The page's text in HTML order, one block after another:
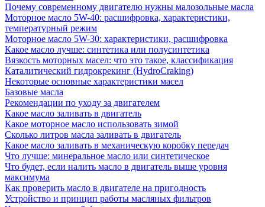
Почему современному двигателю нужны малозольные масла
Моторное масло 5W-40: расшифровка, характеристики,
температурный режим
Моторное масло 5W-30: характеристики, расшифровка
Какое масло лучше: синтетика или полусинтетика
Вязкость моторных масел: что это такое, классификация
Каталитический гидрокрекинг (НydroСraking)
Некоторые основные характеристики масел
Базовые масла
Рекомендации по уходу за двигателем
Какое масло заливать в двигатель
Какое моторное масло использовать зимой
Сколько литров масла заливать в двигатель
Какое масло заливать в механическую коробку передач
Что лучше: минеральное масло или синтетическое
Что будет, если налить масло в двигатель выше уровня
максимума
Как проверить масло в двигателе на пригодность
Устройство и принцип работы масляных фильтров